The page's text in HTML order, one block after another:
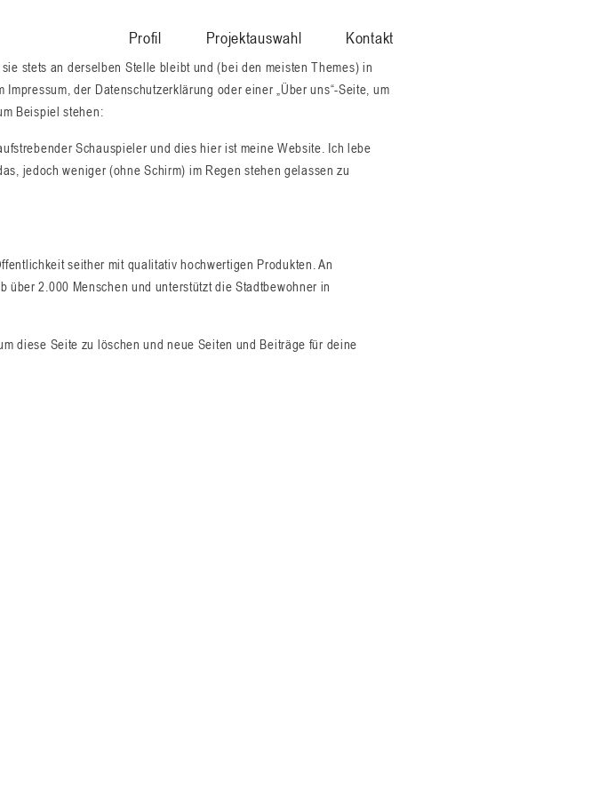
Profil Projektauswahl Kontakt
stets an derselben Stelle bleibt und (bei den meisten Themes) in
der Datenschutzerklärung oder einer „Über uns“-Seite, um
Beispiel stehen:
Schauspieler und dies hier ist meine Website. Ich lebe
jedoch weniger (ohne Schirm) im Regen stehen gelassen zu
seither mit qualitativ hochwertigen Produkten. An
2.000 Menschen und unterstützt die Stadtbewohner in
diese Seite zu löschen und neue Seiten und Beiträge für deine